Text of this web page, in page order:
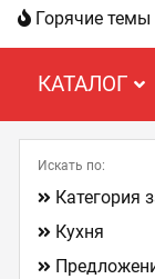
Горячие темы
КАТАЛОГ
Искать по:
Категория
Кухня